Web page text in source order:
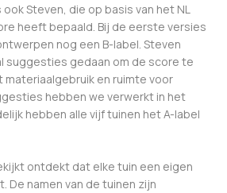
Steven, die op basis van het NL
heeft bepaald. Bij de eerste versies
nog een B-label. Steven
suggesties gedaan om de score te
en ruimte voor
hebben we verwerkt in het
hebben alle vijf tuinen het A-label
ontdekt dat elke tuin een eigen
De namen van de tuinen zijn